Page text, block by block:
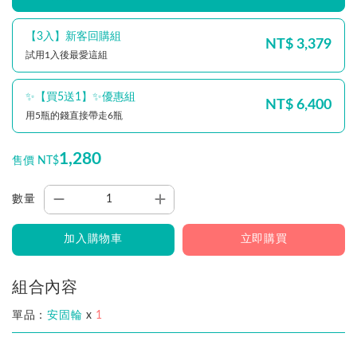
【3入】新客回購組
試用1入後最愛這組
NT$ 3,379
✨【買5送1】✨優惠組
用5瓶的錢直接帶走6瓶
NT$ 6,400
售價 NT$1,280
數量
加入購物車 立即購買
組合內容
單品：安固輪 x 1